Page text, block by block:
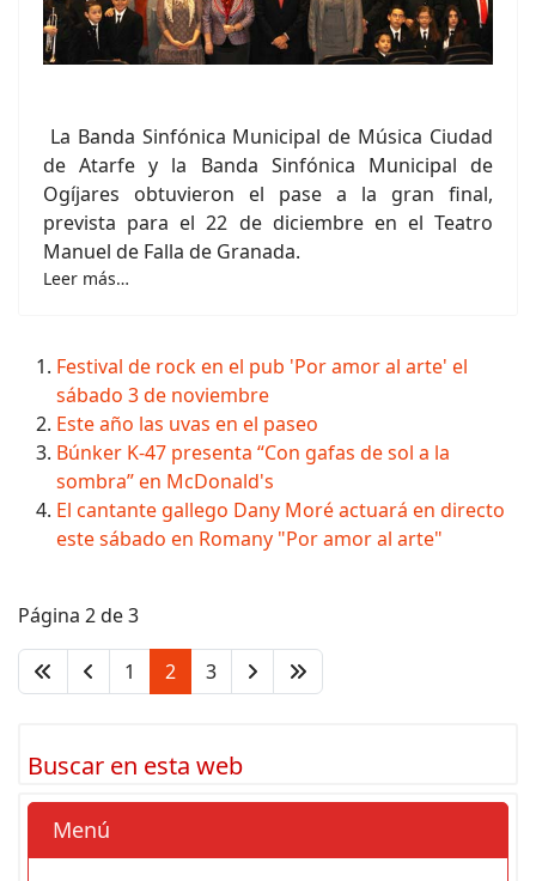
La Banda Sinfónica Municipal de Música Ciudad
de Atarfe y la Banda Sinfónica Municipal de
Ogíjares obtuvieron el pase a la gran final,
prevista para el 22 de diciembre en el Teatro
Manuel de Falla de Granada.
Leer más…
Festival de rock en el pub 'Por amor al arte' el
sábado 3 de noviembre
Este año las uvas en el paseo
Búnker K-47 presenta “Con gafas de sol a la
sombra” en McDonald's
El cantante gallego Dany Moré actuará en directo
este sábado en Romany "Por amor al arte"
Página 2 de 3
1 2 3
Buscar en esta web
Menú